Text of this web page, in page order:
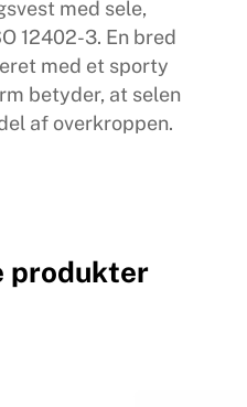
med sele,
12402-3. En bred
med et sporty
betyder, at selen
af overkroppen.
produkter